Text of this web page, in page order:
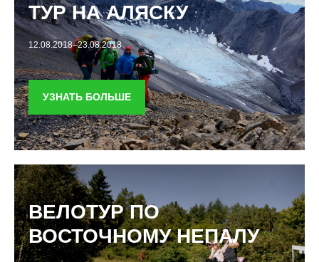
ТУР НА АЛЯСКУ
12.08.2018–23.08.2018
УЗНАТЬ БОЛЬШЕ
ВЕЛОТУР ПО
ВОСТОЧНОМУ НЕПАЛУ